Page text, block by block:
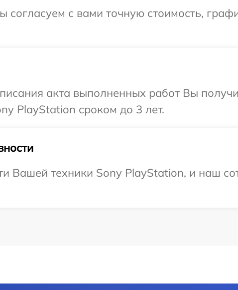
согласуем с вами точную стоимость,
акта выполненных работ Вы
PlayStation сроком до 3 лет.
Вашей техники Sony PlayStation, и наш